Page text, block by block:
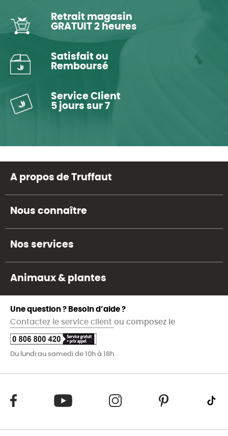
Retrait magasin
GRATUIT 2 heures
Satisfait ou
Remboursé
Service Client
5 jours sur 7
A propos de Truffaut
Nous connaître
Nos services
Animaux & plantes
Une question ? Besoin d’aide ?
Contactez le service client ou composez le
Du lundi au samedi de 10h à 18h.